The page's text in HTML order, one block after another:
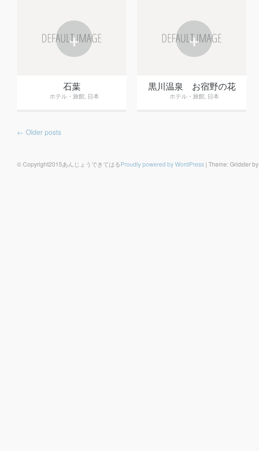
+
石葉
ホテル・旅館, 日本
+
黒川温泉 お宿野の花
ホテル・旅館, 日本
← Older posts
© Copyright2015あんじょうできてはるProudly powered by WordPress | Theme: Gridster by